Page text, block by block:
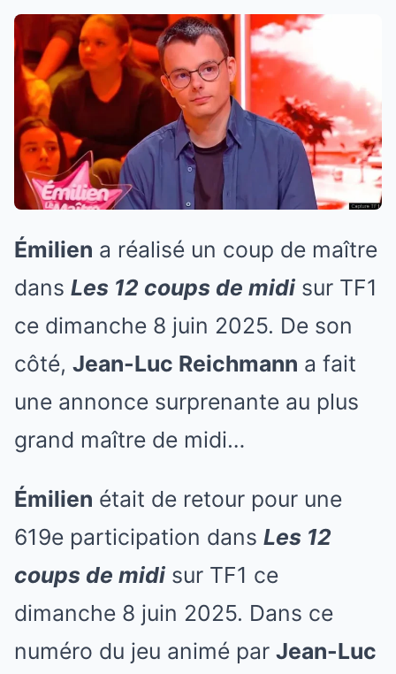
Émilien a réalisé un coup de maître
dans Les 12 coups de midi sur TF1
ce dimanche 8 juin 2025. De son
côté, Jean-Luc Reichmann a fait
une annonce surprenante au plus
grand maître de midi…
Émilien était de retour pour une
619e participation dans Les 12
coups de midi sur TF1 ce
dimanche 8 juin 2025. Dans ce
numéro du jeu animé par Jean-Luc